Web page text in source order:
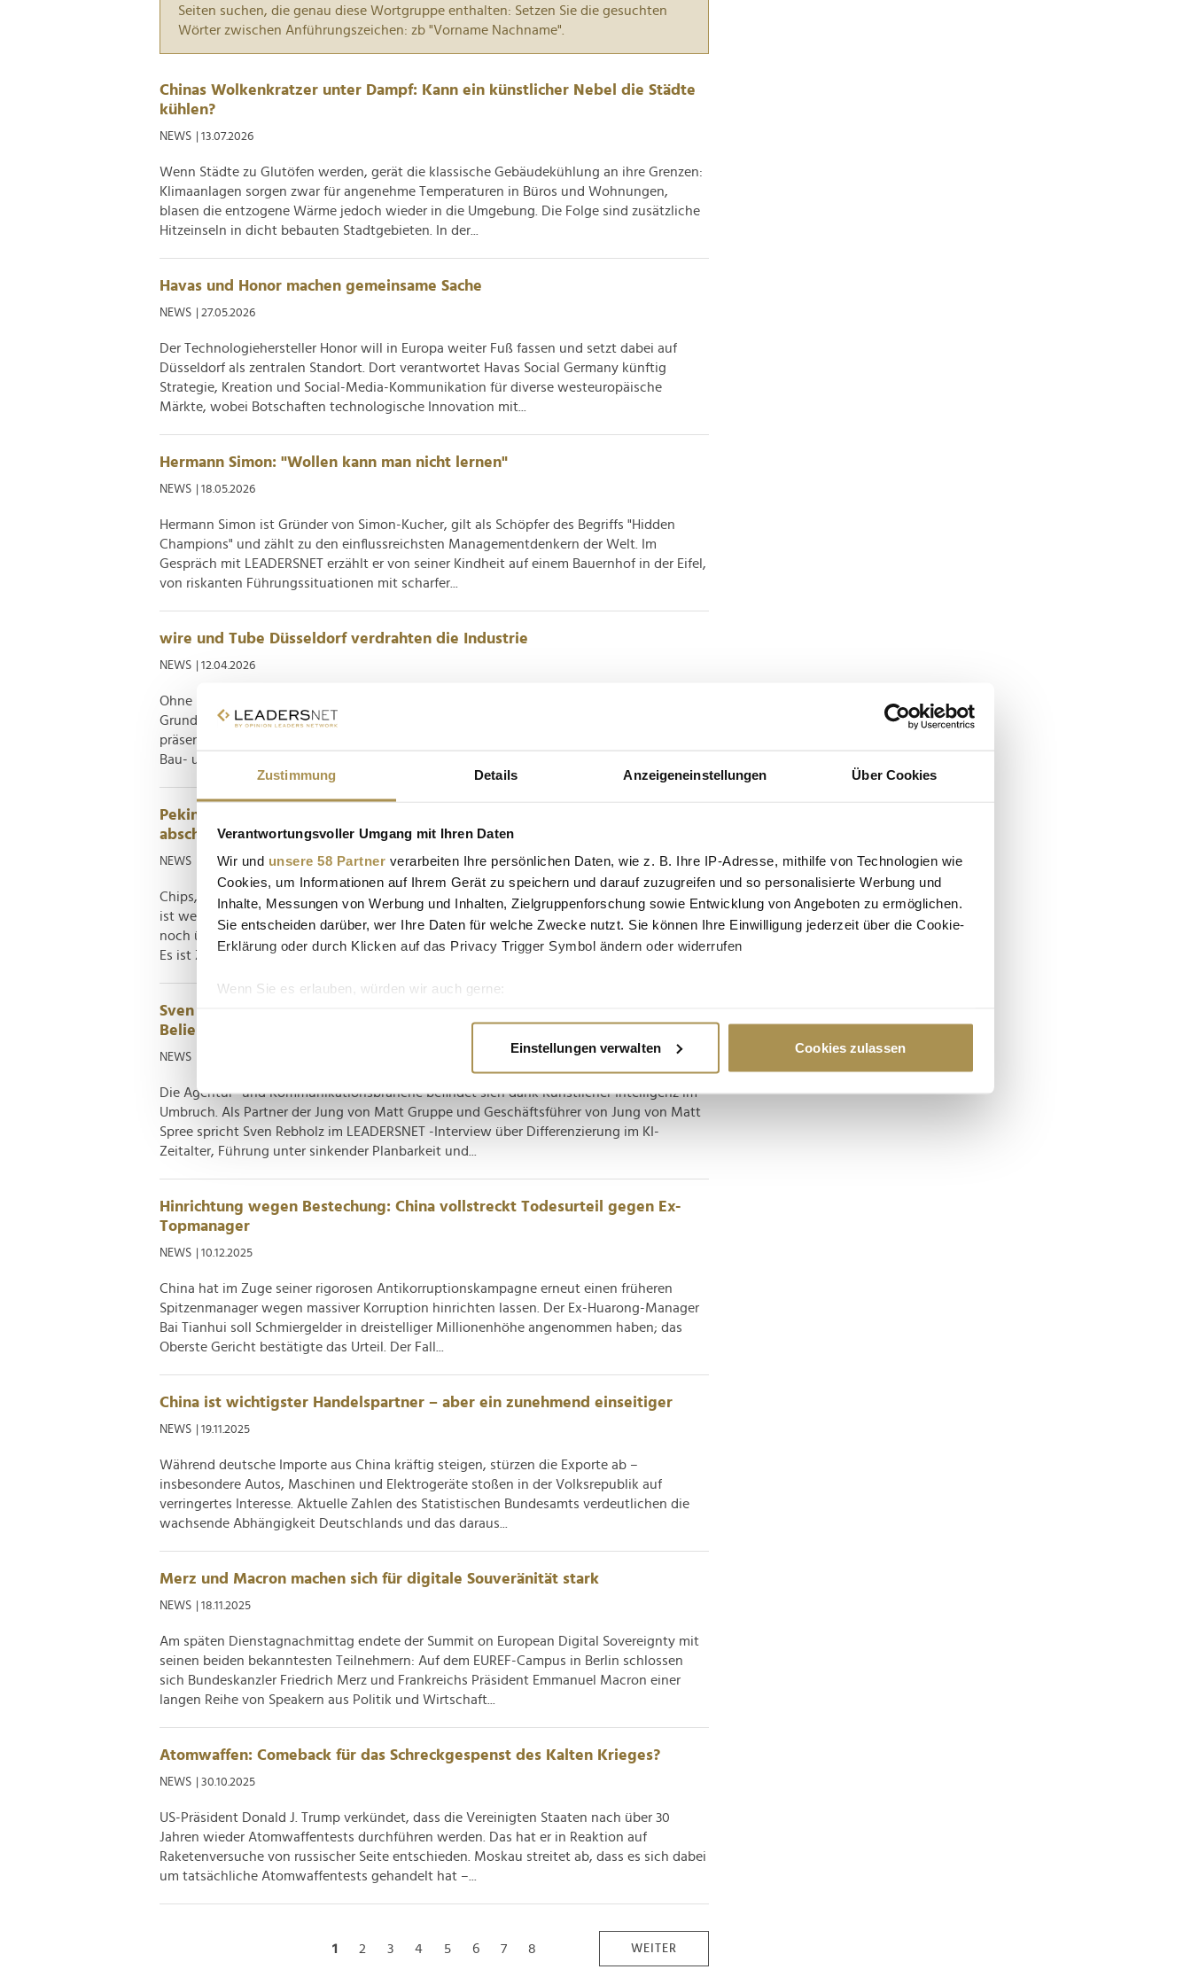
Zustimmung Details Anzeigeneinstellungen Über Cookies
Verantwortungsvoller Umgang mit Ihren Daten
Wir und unsere 58 Partner verarbeiten Ihre persönlichen Daten, wie z. B. Ihre IP-Adresse, mithilfe von Technologien wie
Cookies, um Informationen auf Ihrem Gerät zu speichern und darauf zuzugreifen und so personalisierte Werbung und
Inhalte, Messungen von Werbung und Inhalten, Zielgruppenforschung sowie Entwicklung von Angeboten zu ermöglichen.
Sie entscheiden darüber, wer Ihre Daten für welche Zwecke nutzt. Sie können Ihre Einwilligung jederzeit über die Cookie-
Erklärung oder durch Klicken auf das Privacy Trigger Symbol ändern oder widerrufen
Wenn Sie es erlauben, würden wir auch gerne:
Erfahren Sie mehr darüber, wie Ihre persönlichen Daten verarbeitet werden, und legen Sie Ihre Präferenzen im
Wir verwenden Cookies, um Inhalte und Anzeigen zu personalisieren, Funktionen für soziale Medien anbieten zu können
und die Zugriffe auf unsere Website zu analysieren. Außerdem geben wir Informationen zu Ihrer Verwendung unserer
der Dienste gesammelt haben.
Einstellungen verwalten Cookies zulassen
Seiten suchen, die genau diese Wortgruppe enthalten: Setzen Sie die gesuchten
Wörter zwischen Anführungszeichen: zb "Vorname Nachname".
Chinas Wolkenkratzer unter Dampf: Kann ein künstlicher Nebel die Städte
kühlen?
NEWS | 13.07.2026
Wenn Städte zu Glutöfen werden, gerät die klassische Gebäudekühlung an ihre Grenzen:
Klimaanlagen sorgen zwar für angenehme Temperaturen in Büros und Wohnungen,
blasen die entzogene Wärme jedoch wieder in die Umgebung. Die Folge sind zusätzliche
Hitzeinseln in dicht bebauten Stadtgebieten. In der...
Havas und Honor machen gemeinsame Sache
NEWS | 27.05.2026
Der Technologiehersteller Honor will in Europa weiter Fuß fassen und setzt dabei auf
Düsseldorf als zentralen Standort. Dort verantwortet Havas Social Germany künftig
Strategie, Kreation und Social-Media-Kommunikation für diverse westeuropäische
Märkte, wobei Botschaften technologische Innovation mit...
Hermann Simon: "Wollen kann man nicht lernen"
NEWS | 18.05.2026
Hermann Simon ist Gründer von Simon-Kucher, gilt als Schöpfer des Begriffs "Hidden
Champions" und zählt zu den einflussreichsten Managementdenkern der Welt. Im
Gespräch mit LEADERSNET erzählt er von seiner Kindheit auf einem Bauernhof in der Eifel,
von riskanten Führungssituationen mit scharfer...
wire und Tube Düsseldorf verdrahten die Industrie
NEWS | 12.04.2026
Ohne Draht, Kabel und Rohrwerke läuft in der Industrie herzlich wenig – und genau diese
Grundlagen rücken ab Montag in Düsseldorf in den Mittelpunkt: Mit wire und Tube
präsentieren sich zwei Messen gemeinsam auf einem Areal. Sie zeigen, wie stark Energie-,
Bau- und Fertigungssektoren auf diese oft...
Pekings Masterplan: Was wir uns von Chinas neuem Fünfjahresplan
abschauen können
NEWS | 15.03.2026
Chips, Quantencomputer und die "Low-Altitude Economy": Chinas neuer Fünfjahresplan
ist weit mehr als Bürokratie – er ist eine industrielle Kampfansage. Während die EU oft
noch über Regulierung und Beihilfen streitet, baut Peking bereits die Märkte von morgen.
Es ist Zeit für eine schmerzhafte...
Sven Rebholz: "Die größte Gefahr ist nicht die Technologie, sondern die
Beliebigkeit"
NEWS
Die Agentur- und Kommunikationsbranche befindet sich dank Künstlicher Intelligenz im
Umbruch. Als Partner der Jung von Matt Gruppe und Geschäftsführer von Jung von Matt
Spree spricht Sven Rebholz im LEADERSNET -Interview über Differenzierung im KI-
Zeitalter, Führung unter sinkender Planbarkeit und...
Hinrichtung wegen Bestechung: China vollstreckt Todesurteil gegen Ex-
Topmanager
NEWS | 10.12.2025
China hat im Zuge seiner rigorosen Antikorruptionskampagne erneut einen früheren
Spitzenmanager wegen massiver Korruption hinrichten lassen. Der Ex-Huarong-Manager
Bai Tianhui soll Schmiergelder in dreistelliger Millionenhöhe angenommen haben; das
Oberste Gericht bestätigte das Urteil. Der Fall...
China ist wichtigster Handelspartner – aber ein zunehmend einseitiger
NEWS | 19.11.2025
Während deutsche Importe aus China kräftig steigen, stürzen die Exporte ab –
insbesondere Autos, Maschinen und Elektrogeräte stoßen in der Volksrepublik auf
verringertes Interesse. Aktuelle Zahlen des Statistischen Bundesamts verdeutlichen die
wachsende Abhängigkeit Deutschlands und das daraus...
Merz und Macron machen sich für digitale Souveränität stark
NEWS | 18.11.2025
Am späten Dienstagnachmittag endete der Summit on European Digital Sovereignty mit
seinen beiden bekanntesten Teilnehmern: Auf dem EUREF-Campus in Berlin schlossen
sich Bundeskanzler Friedrich Merz und Frankreichs Präsident Emmanuel Macron einer
langen Reihe von Speakern aus Politik und Wirtschaft...
Atomwaffen: Comeback für das Schreckgespenst des Kalten Krieges?
NEWS | 30.10.2025
US-Präsident Donald J. Trump verkündet, dass die Vereinigten Staaten nach über 30
Jahren wieder Atomwaffentests durchführen werden. Das hat er in Reaktion auf
Raketenversuche von russischer Seite entschieden. Moskau streitet ab, dass es sich dabei
um tatsächliche Atomwaffentests gehandelt hat –...
1 2 3 4 5 6 7 8 WEITER